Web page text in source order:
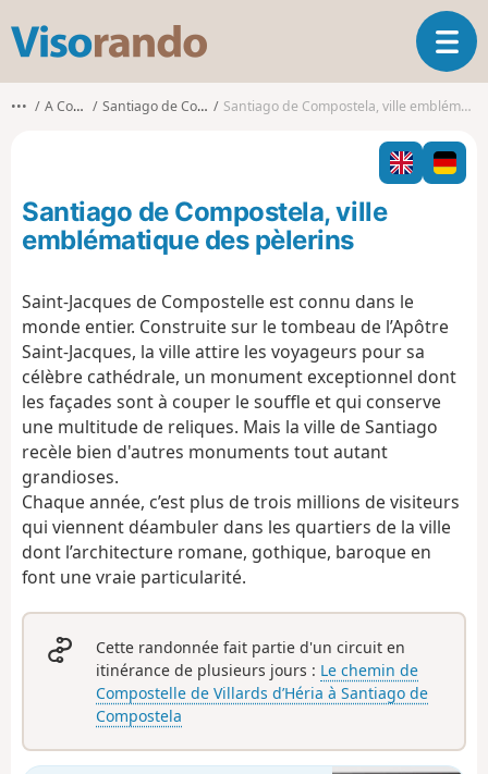
s
o
O
u
v
i
r
l
g
t
••• A Corogne Santiago de Compostela Santiago de Compostela, ville emblématique des pèlerins
Santiago de Compostela, ville
emblématique des pèlerins
Saint-Jacques de Compostelle est connu dans le
monde entier. Construite sur le tombeau de l’Apôtre
Saint-Jacques, la ville attire les voyageurs pour sa
célèbre cathédrale, un monument exceptionnel dont
les façades sont à couper le souffle et qui conserve
une multitude de reliques. Mais la ville de Santiago
recèle bien d'autres monuments tout autant
grandioses.
Chaque année, c’est plus de trois millions de visiteurs
qui viennent déambuler dans les quartiers de la ville
dont l’architecture romane, gothique, baroque en
font une vraie particularité.
Cette randonnée fait partie d'un circuit en
itinérance de plusieurs jours : Le chemin de
Compostelle de Villards d’Héria à Santiago de
Compostela